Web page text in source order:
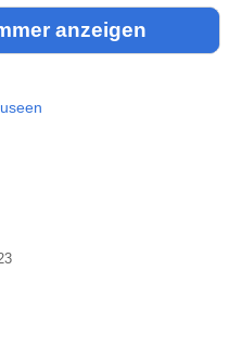
anzeigen